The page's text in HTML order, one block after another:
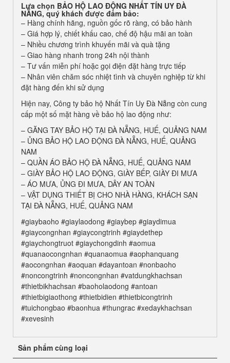
Lựa chọn BẢO HỘ LAO ĐỘNG NHẤT TÍN UY ĐÀ
NẴNG, quý khách được đảm bảo:
– Hàng chính hãng, nguồn gốc rõ ràng, có bảo hành
– Giá hợp lý, chiết khấu cao, chế độ hậu mãi an toàn
– Nhiều chương trình khuyến mãi và quà tặng
– Giao hàng nhanh trong 24h nội thành
– Tư vấn miễn phí hoặc gọi điện đặt hàng trực tiếp
– Nhân viên chăm sóc nhiệt tình và chuyên nghiệp từ khi
đặt hàng đến khi sử dụng
Hiện nay, Công ty bảo hộ Nhất Tín Uy Đà Nẵng còn cung
cấp một số mặt hàng về bảo hộ lao động như:
– GĂNG TAY BẢO HỘ TẠI ĐÀ NẴNG, HUẾ, QUẢNG NAM
– ỦNG BẢO HỘ LAO ĐỘNG ĐÀ NẴNG, HUẾ, QUẢNG
NAM
– QUẦN ÁO BẢO HỘ ĐÀ NẴNG, HUẾ, QUẢNG NAM
– GIÀY BẢO HỘ LAO ĐỘNG, GIÀY BẾP, GIÀY ĐI MƯA
– ÁO MƯA, ỦNG ĐI MƯA, DÂY AN TOÀN
– VẬT DỤNG THIẾT BỊ CHO NHÀ HÀNG, KHÁCH SẠN
TẠI ĐÀ NẴNG, HUẾ, QUẢNG NAM
#giaybaoho #giaylaodong #giaybep #giaydimua
#giaycongnhan #giaycongtrinh #giaydethep
#giaychongtruot #giaychongdinh #aomua
#quanaocongnhan #quanaomua #aophanquang
#aocongnhan #aoquan #dayantoan #nonbaoho
#noncongtrinh #noncongnhan #vatdungkhachsan
#thietbikhachsan #baoholaodong #antoan
#thietbigiaothong #thietbidien #thietbicongtrinh
#tuichongbao #baonhua #thungrac #xedaykhachsan
#xevesinh
Sản phẩm cùng loại